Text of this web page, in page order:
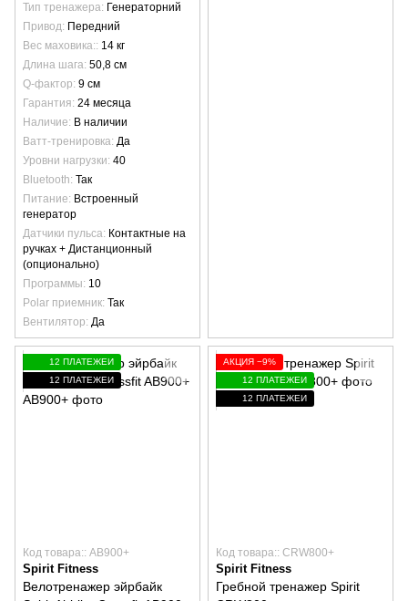
Тип тренажера Генераторний
Привод Передний
Вес маховика: 14 кг
Длина шага 50,8 см
Q-фактор 9 см
Гарантия 24 месяца
Наличие
В наличии
Ватт-тренировка Да
Уровни нагрузки 40
Bluetooth Так
Питание
Встроенный
генератор
Датчики пульса Контактные на
ручках + Дистанционный
(опционально)
Программы 10
Polar приемник Так
Вентилятор Да
12 ПЛАТЕЖЕЙ
12 ПЛАТЕЖЕЙ
Код товара:: AB900+
Spirit Fitness
Велотренажер эйрбайк
АКЦИЯ −9%
12 ПЛАТЕЖЕЙ
12 ПЛАТЕЖЕЙ
Код товара:: CRW800+
Spirit Fitness
Гребной тренажер Spirit